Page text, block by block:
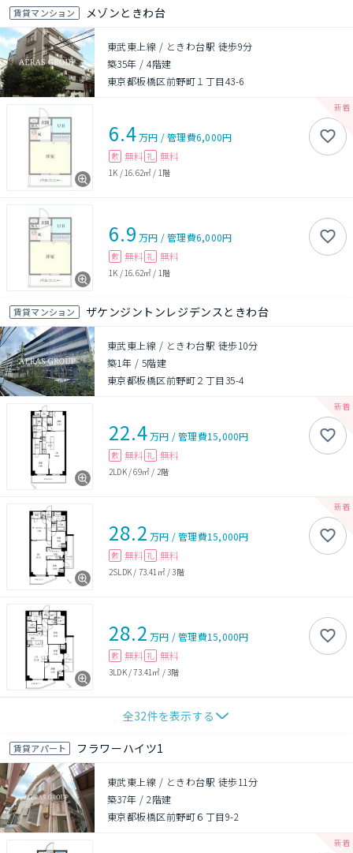
賃貸マンション メゾンときわ台
東武東上線 / ときわ台駅 徒歩9分
築35年 /4階建
東京都板橋区前野町１丁目43-6
6.4万円 /管理費6,000円
敷 無料 礼 無料
1K / 16.62㎡ / 1階
6.9 万円 /管理費6,000円
敷 無料 礼 無料
1K / 16.62㎡ / 1階
賃貸マンション ザケンジントンレジデンスときわ台
東武東上線 / ときわ台駅 徒歩10分
築1年 / 5階建
東京都板橋区前野町２丁目35-4
22.4万円 /管理費15,000円
敷 無料 礼 無料
2LDK/69㎡ / 2階
28.2 万円 /管理費15,000円
敷 無料 礼 無料
2SLDK / 73.41㎡/3階
28.2 万円 /管理費15,000円
敷 無料 礼 無料
3LDK/73.41㎡ /3階
全32件を表示する
賃貸アパート フラワーハイツ1
東武東上線 / ときわ台駅 徒歩11分
築37年 /2階建
東京都板橋区前野町６丁目9-2